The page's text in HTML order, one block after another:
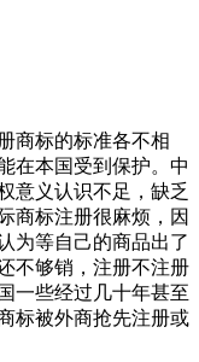
商标的标准各不相
在本国受到保护。中
意义认识不足，缺乏
商标注册很麻烦，因
为等自己的商品出了
不够销，注册不注册
一些经过几十年甚至
标被外商抢先注册或